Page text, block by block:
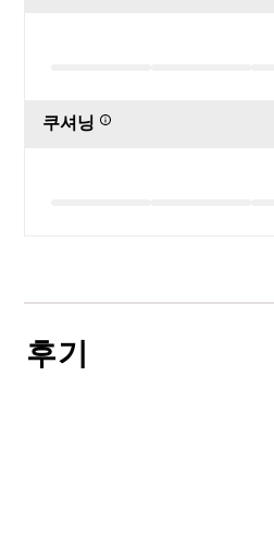
쿠셔닝
후기